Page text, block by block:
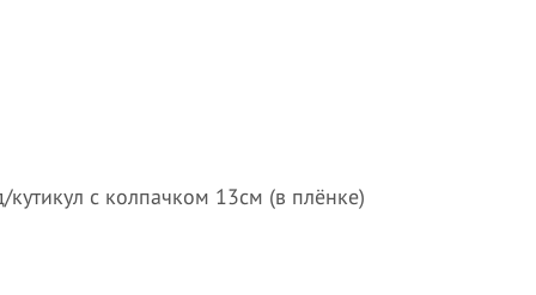
с колпачком 13см (в плёнке)